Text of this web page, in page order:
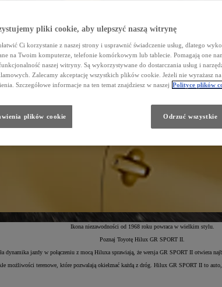
Ikona niezawodności od 1968 roku powraca w wielkim stylu.
Poznaj Toyotę Hilux GR SPORT II.
dynamika jazdy w połączeniu z mocą Hiluxa sprawiają, że wersja GR SPORT II otwiera
możliwości terenowe, które pozwalają okiełznać każdą z dróg. Hilux GR SPORT II to
pliki cookie, aby ulepszyć naszą witrynę
Ci korzystanie z naszej strony i usprawnić świadczenie usług, dlatego
na Twoim komputerze, telefonie komórkowym lub tablecie. Pomagają one
naszej witryny. Są wykorzystywane do dostarczania usług i
Zalecamy akceptację wszystkich plików cookie. Jeżeli nie wyrażasz
Szczegółowe informacje na ten temat znajdziesz w naszej Polityce plików
plików cookie Odrzuć wszystkie